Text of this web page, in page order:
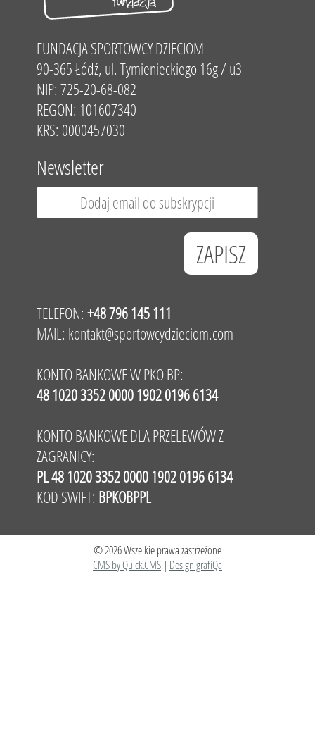
FUNDACJA SPORTOWCY DZIECIOM
90-365 Łódź, ul. Tymienieckiego 16g / u3
NIP: 725-20-68-082
REGON: 101607340
KRS: 0000457030
Newsletter
TELEFON: +48 796 145 111
MAIL: kontakt@sportowcydzieciom.com
KONTO BANKOWE W PKO BP:
48 1020 3352 0000 1902 0196 6134
KONTO BANKOWE DLA PRZELEWÓW Z
ZAGRANICY:
PL 48 1020 3352 0000 1902 0196 6134
KOD SWIFT: BPKOBPPL
© 2026 Wszelkie prawa zastrzeżone
CMS by Quick.CMS | Design grafiQa